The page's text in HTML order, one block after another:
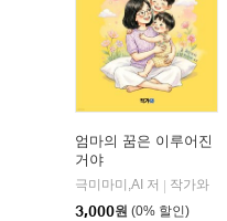
엄마의 꿈은 이루어진
거야
극미마미,AI 저
작가와
3,000원 (0% 할인)